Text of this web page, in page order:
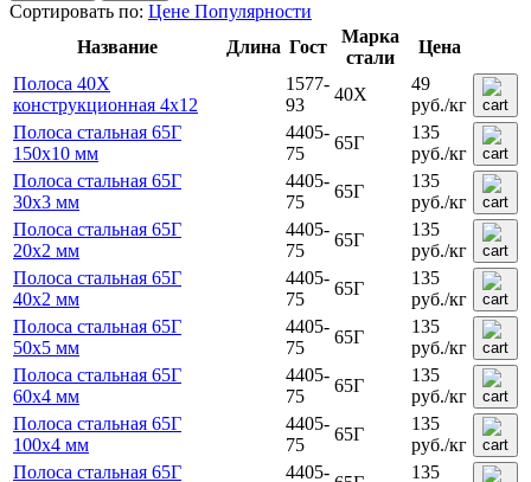
Сортировать по: Цене Популярности
Название
Длина Гост
Марка
стали
Цена
Полоса 40Х
конструкционная 4x12
1577-
93
40Х
49
руб./кг
Полоса стальная 65Г
150х10 мм
4405-
75
65Г
135
руб./кг
Полоса стальная 65Г
30х3 мм
4405-
75
65Г
135
руб./кг
Полоса стальная 65Г
20х2 мм
4405-
75
65Г
135
руб./кг
Полоса стальная 65Г
40х2 мм
4405-
75
65Г
135
руб./кг
Полоса стальная 65Г
50х5 мм
4405-
75
65Г
135
руб./кг
Полоса стальная 65Г
60х4 мм
4405-
75
65Г
135
руб./кг
Полоса стальная 65Г
100х4 мм
4405-
75
65Г
135
руб./кг
Полоса стальная 65Г
4405-
135